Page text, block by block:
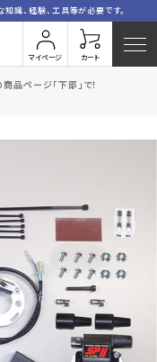
マイページ カート
識、経験、工具等が必要です。
ページ「下部」で！